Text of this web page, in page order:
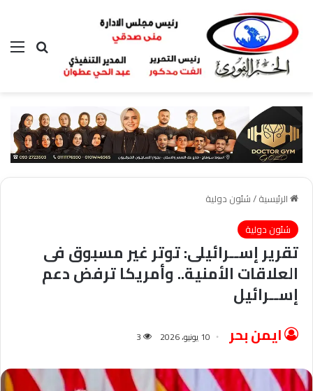
بحث عن
الرئيسية/شئون دولية
شئون دولية
تقرير إســرائيلى: توتر غير مسبوق فى
العلاقات الأمنية.. وأمريكا ترفض دعم
إســرائيل
ايمن بحر 10 يونيو، 2026 3